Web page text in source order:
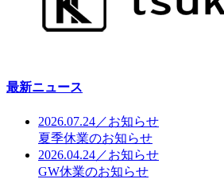
最新ニュース
2026.07.24／お知らせ
夏季休業のお知らせ
2026.04.24／お知らせ
GW休業のお知らせ